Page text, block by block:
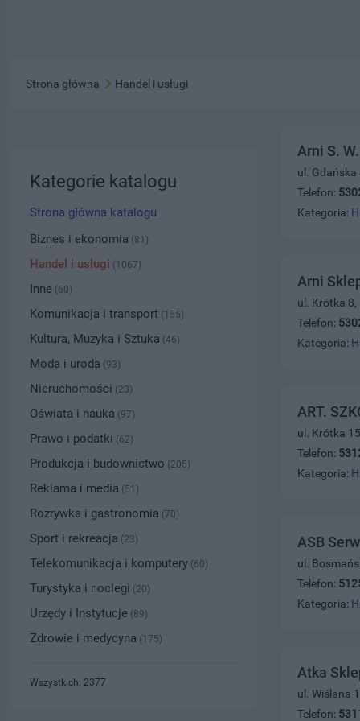
Strona główna Handel i usługi
Arni S.
ul. Gdańska
Telefon:
Kategoria:
Arni
ul. Krótka 8,
Telefon:
Kategoria:
ART.
ul. Krótka
Telefon:
Kategoria:
ASB
ul.
Telefon:
Kategoria:
Atka
ul. Wiślana
Telefon:
Kategorie katalogu
Strona główna katalogu
Biznes i ekonomia (81)
Handel i usługi (1067)
Inne (60)
Komunikacja i transport (155)
Kultura, Muzyka i Sztuka (46)
Moda i uroda (93)
Nieruchomości (23)
Oświata i nauka (97)
Prawo i podatki (62)
Produkcja i budownictwo (205)
Reklama i media (51)
Rozrywka i gastronomia (70)
Sport i rekreacja (23)
Telekomunikacja i komputery (60)
Turystyka i noclegi (20)
Urzędy i Instytucje (89)
Zdrowie i medycyna (175)
Wszystkich: 2377